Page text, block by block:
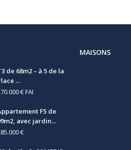
de 68m2 – à 5 de la
...
€FAI
F5 de
avec jardin...
€
MAISONS